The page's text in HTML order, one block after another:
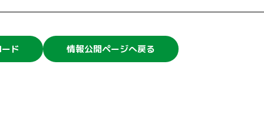
ド 情報公開ページへ戻る